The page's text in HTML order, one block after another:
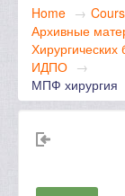
Home →
Архивные
Хирургических
ИДПО →
МПФ хирургия